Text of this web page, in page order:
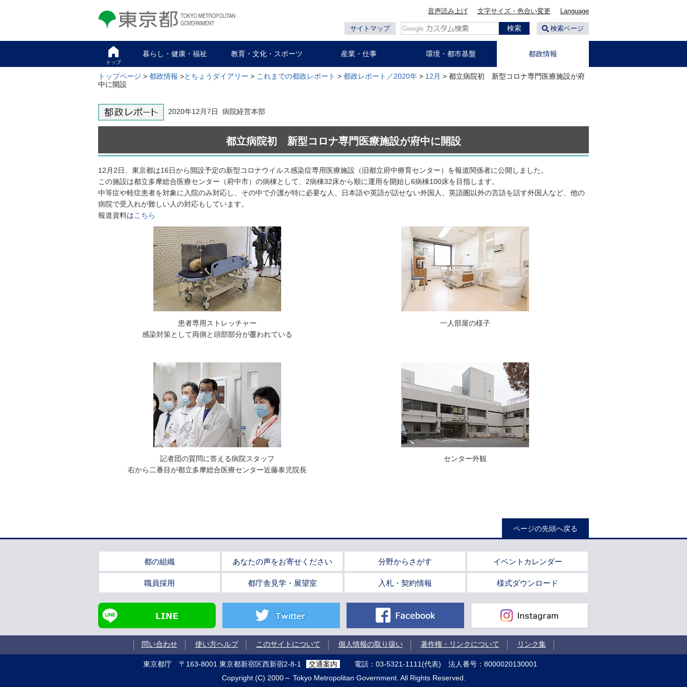
東京都 TOKYO METROPOLITAN
GOVERNMENT
音声読み上げ 文字サイズ・色合い変更 Language
サイトマップ 検索ページ
トップ
暮らし・健康・福祉 教育・文化・スポーツ 産業・仕事 環境・都市基盤 都政情報
トップページ > 都政情報 >とちょうダイアリー > これまでの都政レポート > 都政レポート／2020年 > 12月 > 都立病院初 新型コロナ専門医療施設が府
中に開設
2020年12月7日 病院経営本部
都立病院初 新型コロナ専門医療施設が府中に開設
12月2日、東京都は16日から開設予定の新型コロナウイルス感染症専用医療施設（旧都立府中療育センター）を報道関係者に公開しました。
この施設は都立多摩総合医療センター（府中市）の病棟として、2病棟32床から順に運用を開始し6病棟100床を目指します。
中等症や軽症患者を対象に入院のみ対応し、その中で介護が特に必要な人、日本語や英語が話せない外国人、英語圏以外の言語を話す外国人など、他の
病院で受入れが難しい人の対応もしています。
報道資料はこちら
患者専用ストレッチャー
感染対策として両側と頭部部分が覆われている
一人部屋の様子
記者団の質問に答える病院スタッフ
右から二番目が都立多摩総合医療センター近藤泰児院長
センター外観
ページの先頭へ戻る
都の組織 あなたの声をお寄せください 分野からさがす イベントカレンダー
職員採用 都庁舎見学・展望室 入札・契約情報 様式ダウンロード
LINE Facebook Instagram
問い合わせ 使い方ヘルプ このサイトについて 個人情報の取り扱い 著作権・リンクについて リンク集
東京都庁 〒163-8001 東京都新宿区西新宿2-8-1 交通案内 電話：03-5321-1111(代表)
法人番号：8000020130001
Copyright (C) 2000～ Tokyo Metropolitan Government. All Rights Reserved.